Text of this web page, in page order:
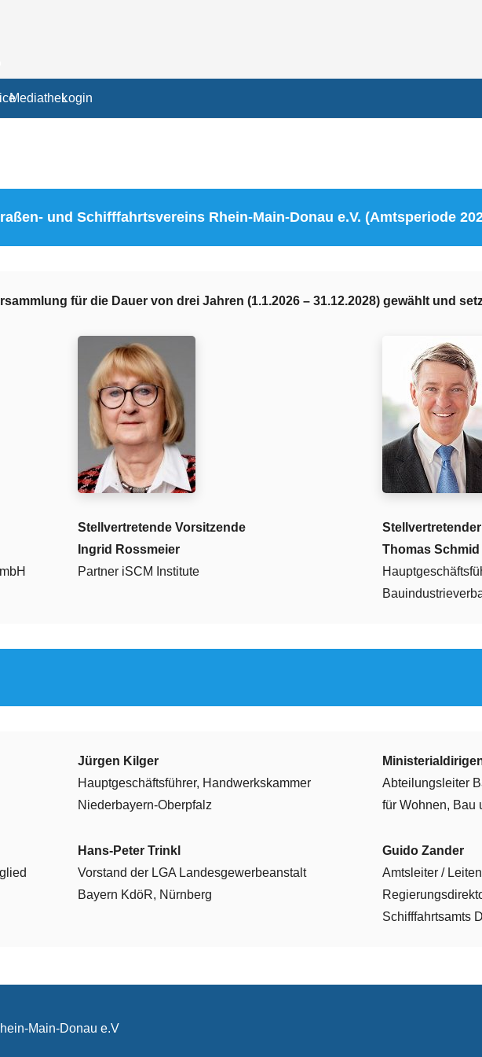
MediathekLogin
und Schifffahrtsvereins Rhein-Main-Donau e.V. (Amtsperiode
für die Dauer von drei Jahren (1.1.2026 – 31.12.2028) gewählt und
Stellvertretende Vorsitzende
Ingrid Rossmeier
Partner iSCM Institute
Thomas Schmid
Jürgen Kilger
Hauptgeschäftsführer, Handwerkskammer
Niederbayern-Oberpfalz
Abteilungsleiter
für Wohnen, Bau
Hans-Peter Trinkl
Vorstand der LGA Landesgewerbeanstalt
Bayern KdöR, Nürnberg
Guido Zander
Amtsleiter /
Schifffahrtsamts
Main-Donau e.V